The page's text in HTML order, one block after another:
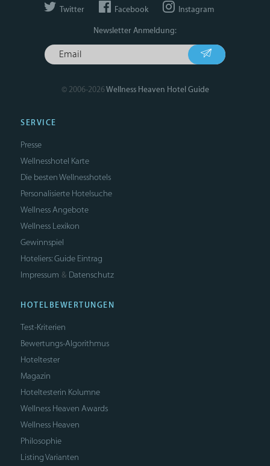
Twitter Facebook Instagram
Newsletter Anmeldung:
© 2006-2026Wellness Heaven Hotel Guide
SERVICE
Presse
Wellnesshotel Karte
Die besten Wellnesshotels
Personalisierte Hotelsuche
Wellness Angebote
Wellness Lexikon
Gewinnspiel
Hoteliers: Guide Eintrag
Impressum & Datenschutz
HOTELBEWERTUNGEN
Test-Kriterien
Bewertungs-Algorithmus
Hoteltester
Magazin
Hoteltesterin Kolumne
Wellness Heaven Awards
Wellness Heaven
Philosophie
Listing Varianten